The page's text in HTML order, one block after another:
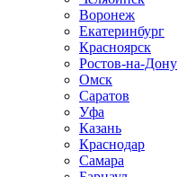
Воронеж
Екатеринбург
Красноярск
Ростов-на-Дону
Омск
Саратов
Уфа
Казань
Краснодар
Самара